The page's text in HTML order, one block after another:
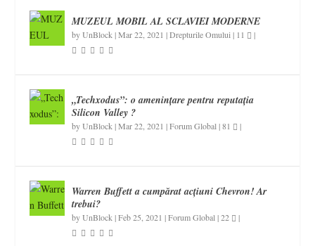
MUZEUL MOBIL AL SCLAVIEI MODERNE
byUnBlock |Mar 22, 2021 |Drepturile Omului | 11 |
„Techxodus”: o amenințare pentru reputația
Silicon Valley ?
byUnBlock |Mar 22, 2021 |Forum Global |81 |
Warren Buffett a cumpărat acțiuni Chevron! Ar
trebui?
byUnBlock |Feb 25, 2021 |Forum Global |22 |